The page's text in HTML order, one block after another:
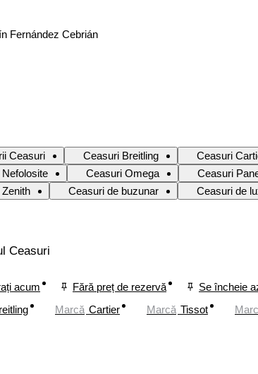
Fernández Cebrián
Ceasuri Ceasuri Breitling Ceasuri
Ceasuri Omega Ceasuri
Ceasuri de buzunar Ceasuri de
Ceasuri
acum Fără preț de rezervă Se încheie
Marcă Cartier Marcă Tissot